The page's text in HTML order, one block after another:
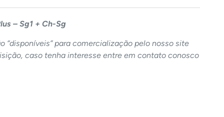
– Sg1 + Ch-Sg
“disponíveis” para comercialização pelo nosso site
caso tenha interesse entre em contato conosco